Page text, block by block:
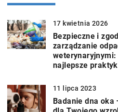
17 kwietnia 2026
Bezpieczne i
zarządzanie
najlepsze
11 lipca 2023
Badanie dna